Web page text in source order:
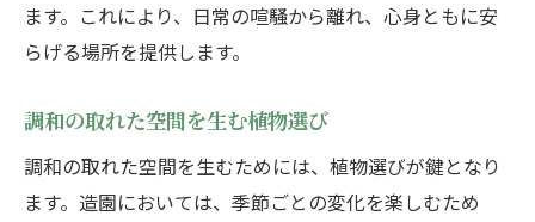
ます。これにより、日常の喧騒から離れ、心身ともに安
らげる場所を提供します。
調和の取れた空間を生む植物選び
調和の取れた空間を生むためには、植物選びが鍵となり
ます。造園においては、季節ごとの変化を楽しむため